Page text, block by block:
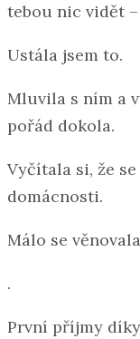
tebou nic vidět
Ustála jsem to.
Mluvila s ním a
pořád dokola.
Vyčítala si, že
domácnosti.
Málo se
.
První příjmy